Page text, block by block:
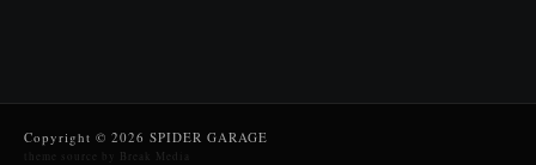
Copyright © 2026 SPIDER GARAGE
theme source by Break Media